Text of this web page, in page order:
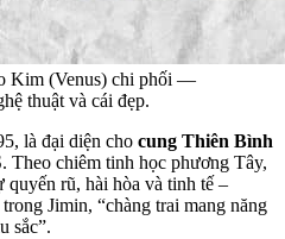
Kim (Venus) chi phối —
thuật và cái đẹp.
là đại diện cho cung Thiên Bình
Theo chiêm tinh học phương Tây,
rũ, hài hòa và tinh tế –
Jimin, “chàng trai mang năng
sắc”.